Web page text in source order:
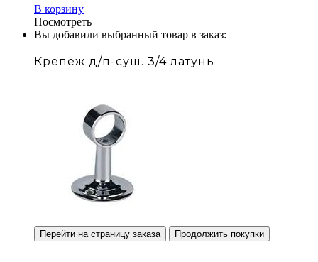
В корзину
Посмотреть
Вы добавили выбранный товар в заказ:
Крепёж д/п-суш. 3/4 латунь
Перейти на страницу заказа Продолжить покупки